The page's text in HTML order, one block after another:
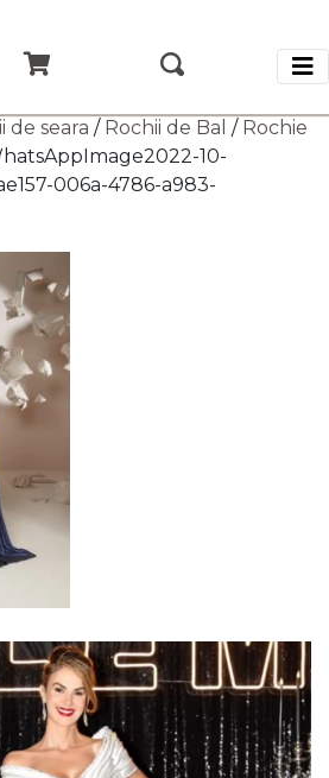
de seara / Rochii de Bal / Rochie
10-
006a-4786-a983-